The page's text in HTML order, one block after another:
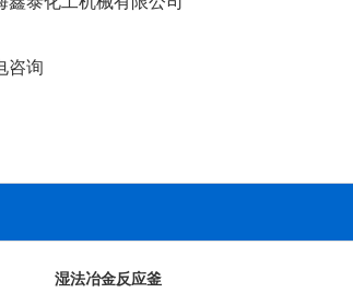
咨询
湿法冶金反应釜